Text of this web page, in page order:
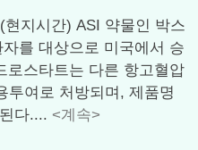
지시간) ASI 약물인 박스
를 대상으로 미국에서 승
로스타트는 다른 항고혈압
투여로 처방되며, 제품명
다.... <계속>